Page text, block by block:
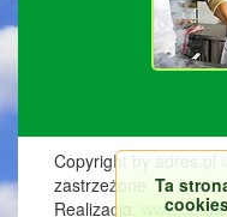
Copyright by adres.pl
zastrzeżone.
Realizacja:
Ta